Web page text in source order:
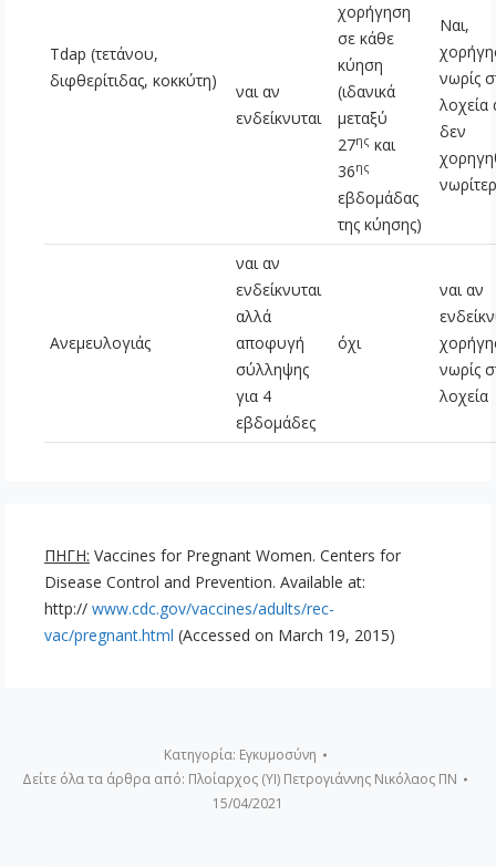
Tdap (τετάνου,
διφθερίτιδας, κοκκύτη)
ναι αν
ενδείκνυται
χορήγηση
σε κάθε
κύηση
(ιδανικά
μεταξύ
27ης και
36ης
εβδομάδας
της κύησης)
Ναι,
νωρίς
λοχεία
δεν
Ανεμευλογιάς
ναι αν
ενδείκνυται
αλλά
αποφυγή
σύλληψης
για 4
εβδομάδες
όχι
ναι αν
νωρίς
λοχεία
ΠΗΓΗ: Vaccines for Pregnant Women. Centers for
Disease Control and Prevention. Available at:
http:// www.cdc.gov/vaccines/adults/rec-
vac/pregnant.html (Accessed on March 19, 2015)
Κατηγορία: Εγκυμοσύνη
Δείτε όλα τα άρθρα από: Πλοίαρχος (ΥΙ) Πετρογιάννης Νικόλαος ΠΝ
15/04/2021